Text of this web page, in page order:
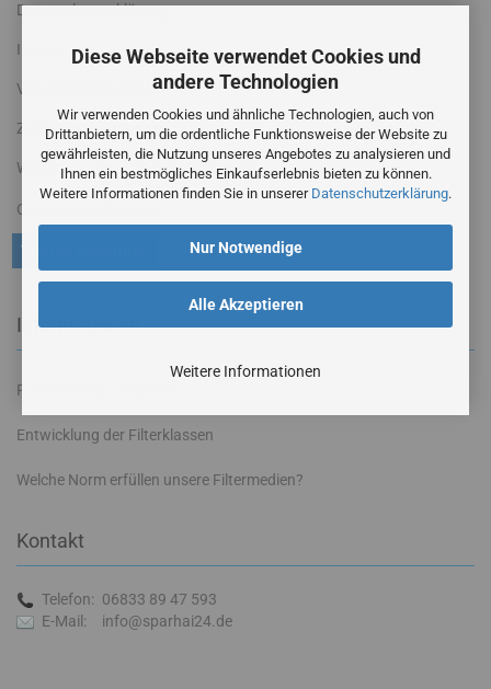
Diese Webseite verwendet Cookies und
andere Technologien
Wir verwenden Cookies und ähnliche Technologien, auch von
Drittanbietern, um die ordentliche Funktionsweise der Website zu
gewährleisten, die Nutzung unseres Angebotes zu analysieren und
Ihnen ein bestmögliches Einkaufserlebnis bieten zu können.
Weitere Informationen finden Sie in unserer Datenschutzerklärung.
Alle Akzeptieren
Nur Notwendige
Weitere Informationen
Datenschutzerklärung
Impressum
Versandinformationen
Zahlungsbedingungen
Widerrufsrecht & Widerrufsformular
Vertrag widerrufen
Cookie Einstellungen
Informationen
Funktion von Luftfiltern
Entwicklung der Filterklassen
Welche Norm erfüllen unsere Filtermedien?
Kontakt
Telefon: 06833 89 47 593
E-Mail:
info@sparhai24.de